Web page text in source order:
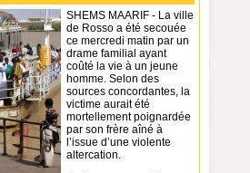
SHEMS MAARIF - La ville
de Rosso a été secouée
ce mercredi matin par un
drame familial ayant
coûté la vie à un jeune
homme. Selon des
sources concordantes, la
victime aurait été
mortellement poignardée
par son frère aîné à
l’issue d’une violente
altercation.